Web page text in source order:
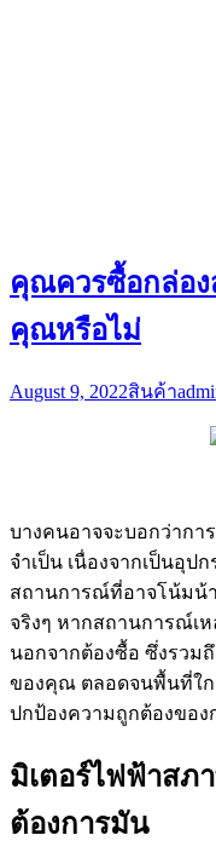
มิเตอร์ไฟฟ้าสภ
ต้องการมัน
ประการแรก ตัวบ่งชี้ที่ส
ครอบกล่องมิเตอร์ไฟฟ้
หากคุณอยู่ใกล้มหาสมุทร
ส่งผลเสียต่อมิเตอร์ไฟฟ้
ใช้ในการผลิตกล่อง สิ่งนี้
กับความร้อนจัดของดวง
ไม่ดี เพื่อนบ้านของคุณ
ประเภทของพื้นที่ใกล้เ
ป้องกันเหล่านี้ ตัวอย่าง
มิเตอร์ในพื้นที่ของคุณค่
ตกเป็นเหยื่อของสิ่งนั้น ห
ส่งผลอย่างมากต่อการเ